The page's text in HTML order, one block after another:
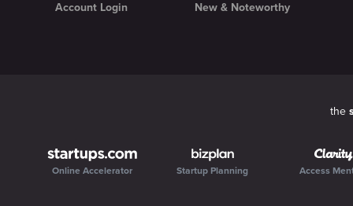
Account Login
New & Noteworthy
the
Online Accelerator Startup Planning Access